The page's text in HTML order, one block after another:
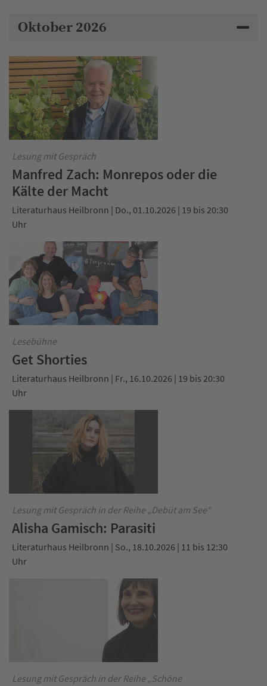
Oktober 2026
Lesung mit Gespräch
Manfred Zach: Monrepos oder die
Kälte der Macht
Literaturhaus Heilbronn | Do., 01.10.2026 | 19 bis 20:30
Uhr
Lesebühne
Get Shorties
Literaturhaus Heilbronn | Fr., 16.10.2026 | 19 bis 20:30
Uhr
Lesung mit Gespräch in der Reihe „Debüt am See“
Alisha Gamisch: Parasiti
Literaturhaus Heilbronn | So., 18.10.2026 | 11 bis 12:30
Uhr
Lesung mit Gespräch in der Reihe „Schöne